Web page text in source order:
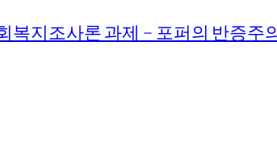
복지조사론 과제 – 포퍼의 반증주